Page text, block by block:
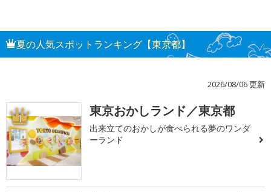
夏の人気スポットランキング【東京都】
2026/08/06 更新
1 東京おかしランド／東京都
出来立てのおかしが食べられる夢のワンダ
ーランド